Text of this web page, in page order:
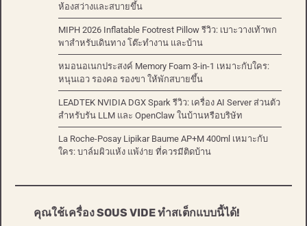
ห้องสว่างและสบายขึ้น
MIPH 2026 Inflatable Footrest Pillow รีวิว: เบาะวางเท้าพก
พาสำหรับเดินทาง โต๊ะทำงาน และบ้าน
หมอนอเนกประสงค์ Memory Foam 3-in-1 เหมาะกับใคร:
หนุนเอว รองคอ รองขา ให้พักสบายขึ้น
LEADTEK NVIDIA DGX Spark รีวิว: เครื่อง AI Server ส่วนตัว
สำหรับรัน LLM และ OpenClaw ในบ้านหรือบริษัท
La Roche-Posay Lipikar Baume AP+M 400ml เหมาะกับ
ใคร: บาล์มผิวแห้ง แพ้ง่าย ที่ควรมีติดบ้าน
คุณใช้เครื่อง SOUS VIDE ทำสเต็กแบบนี้ได้!